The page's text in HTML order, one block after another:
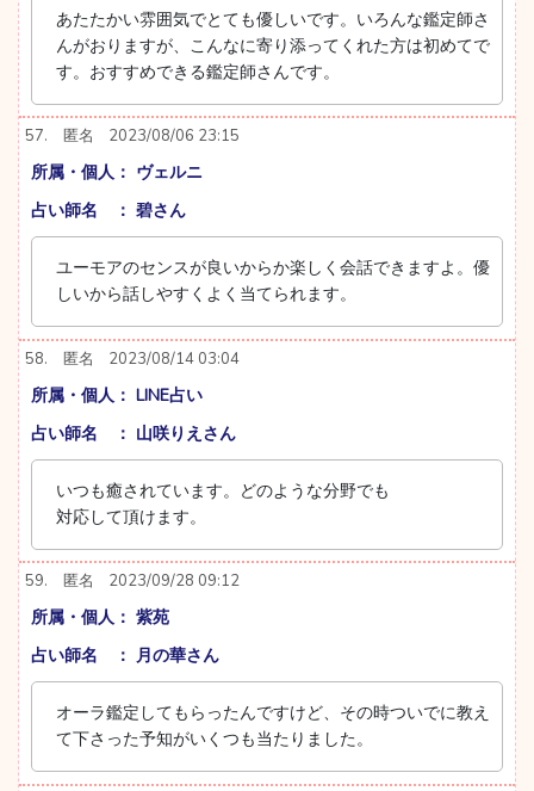
あたたかい雰囲気でとても優しいです。いろんな鑑定師さ
んがおりますが、こんなに寄り添ってくれた方は初めてで
す。おすすめできる鑑定師さんです。
57. 匿名 2023/08/06 23:15
所属・個人： ヴェルニ
占い師名 ： 碧さん
ユーモアのセンスが良いからか楽しく会話できますよ。優
しいから話しやすくよく当てられます。
58. 匿名 2023/08/14 03:04
所属・個人： LINE占い
占い師名 ： 山咲りえさん
いつも癒されています。どのような分野でも
対応して頂けます。
59. 匿名 2023/09/28 09:12
所属・個人： 紫苑
占い師名 ： 月の華さん
オーラ鑑定してもらったんですけど、その時ついでに教え
て下さった予知がいくつも当たりました。